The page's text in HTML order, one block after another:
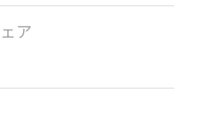
ア